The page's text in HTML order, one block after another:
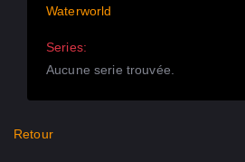
Waterworld
Series:
Aucune serie trouvée.
Retour